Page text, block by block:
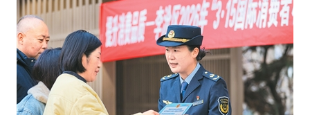
科技 科创 量子 体育
文化 书画 健康 军事
访谈 视频 图片 政务
法律 金融 汽车